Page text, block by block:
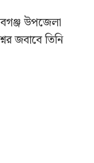
উপজেলা
জবাবে তিনি